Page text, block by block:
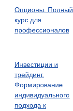
Опционы. Полный
курс для
профессионалов
Инвестиции и
трейдинг.
Формирование
индивидуального
подхода к